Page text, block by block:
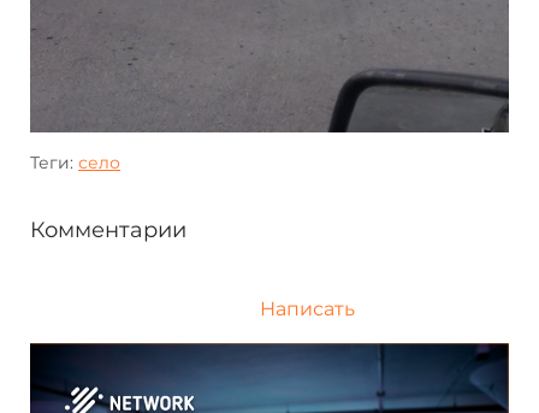
Теги: село
Комментарии
Написать